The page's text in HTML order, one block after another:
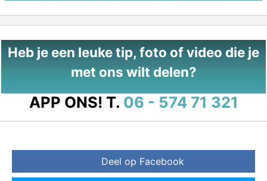
Heb je een leuke tip, foto of video die je
met ons wilt delen?
APP ONS! T. 06 - 574 71 321
Deel op Facebook